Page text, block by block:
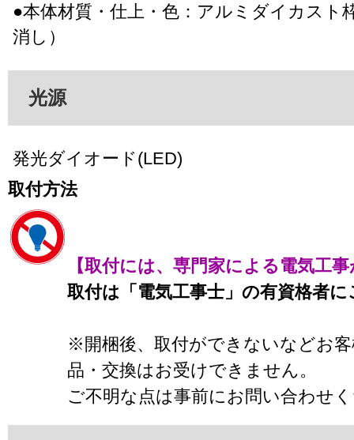
●本体材質・仕上・色：アルミダイカスト
消し）
光源
発光ダイオード(LED)
取付方法
【取付には、専門家による電気工
取付は「電気工事士」の有資格者
※開梱後、取付ができないなどお
品・交換はお受けできません。
ご不明な点は事前にお問い合わせ